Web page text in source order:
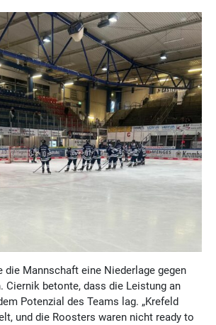
die Mannschaft eine Niederlage gegen
Ciernik betonte, dass die Leistung an
Potenzial des Teams lag. „Krefeld
und die Roosters waren nicht ready to